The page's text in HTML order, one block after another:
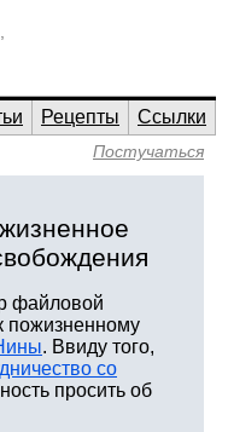
Рецепты
Ссылки
Постучаться
файловой
пожизненному
. Ввиду того,
со
просить об